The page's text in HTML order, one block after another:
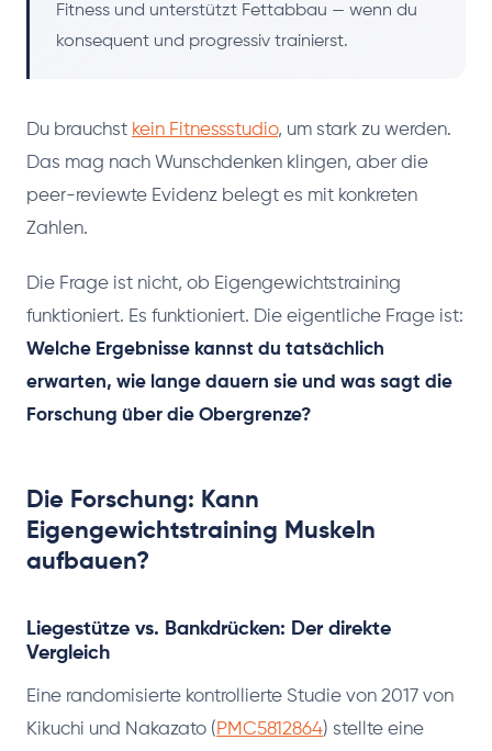
Fitness und unterstützt Fettabbau — wenn du
konsequent und progressiv trainierst.
Du brauchst kein Fitnessstudio, um stark zu werden.
Das mag nach Wunschdenken klingen, aber die
peer-reviewte Evidenz belegt es mit konkreten
Zahlen.
Die Frage ist nicht, ob Eigengewichtstraining
funktioniert. Es funktioniert. Die eigentliche Frage ist:
Welche Ergebnisse kannst du tatsächlich
erwarten, wie lange dauern sie und was sagt die
Forschung über die Obergrenze?
Die Forschung: Kann
Eigengewichtstraining Muskeln
aufbauen?
Liegestütze vs. Bankdrücken: Der direkte
Vergleich
Eine randomisierte kontrollierte Studie von 2017 von
Kikuchi und Nakazato ( PMC5812864) stellte eine